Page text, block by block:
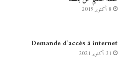
8 أكتوبر 2019
Demande d’accès à internet
31 أكتوبر 2021